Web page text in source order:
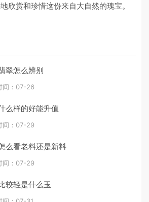
欣赏和珍惜这份来自大自然的瑰宝。
翠怎么辨别
间：07-26
么样的好能升值
间：07-29
么看老料还是新料
间：07-29
较轻是什么玉